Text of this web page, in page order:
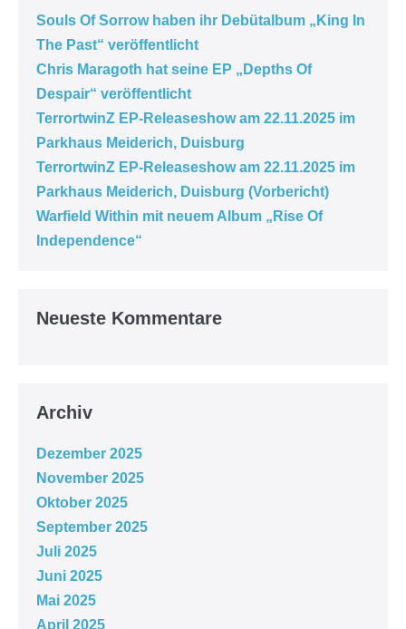
Souls Of Sorrow haben ihr Debütalbum „King In
The Past“ veröffentlicht
Chris Maragoth hat seine EP „Depths Of
Despair“ veröffentlicht
TerrortwinZ EP-Releaseshow am 22.11.2025 im
Parkhaus Meiderich, Duisburg
TerrortwinZ EP-Releaseshow am 22.11.2025 im
Parkhaus Meiderich, Duisburg (Vorbericht)
Warfield Within mit neuem Album „Rise Of
Independence“
Neueste Kommentare
Archiv
Dezember 2025
November 2025
Oktober 2025
September 2025
Juli 2025
Juni 2025
Mai 2025
April 2025